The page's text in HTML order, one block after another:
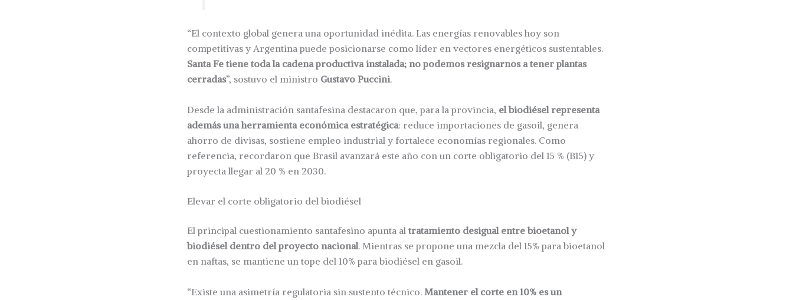
“El contexto global genera una oportunidad inédita. Las energías renovables hoy son
competitivas y Argentina puede posicionarse como líder en vectores energéticos sustentables.
Santa Fe tiene toda la cadena productiva instalada; no podemos resignarnos a tener plantas
cerradas”, sostuvo el ministro Gustavo Puccini.
Desde la administración santafesina destacaron que, para la provincia, el biodiésel representa
además una herramienta económica estratégica: reduce importaciones de gasoil, genera
ahorro de divisas, sostiene empleo industrial y fortalece economías regionales. Como
referencia, recordaron que Brasil avanzará este año con un corte obligatorio del 15 % (B15) y
proyecta llegar al 20 % en 2030.
Elevar el corte obligatorio del biodiésel
El principal cuestionamiento santafesino apunta al tratamiento desigual entre bioetanol y
biodiésel dentro del proyecto nacional. Mientras se propone una mezcla del 15% para bioetanol
en naftas, se mantiene un tope del 10% para biodiésel en gasoil.
“Existe una asimetría regulatoria sin sustento técnico. Mantener el corte en 10% es un